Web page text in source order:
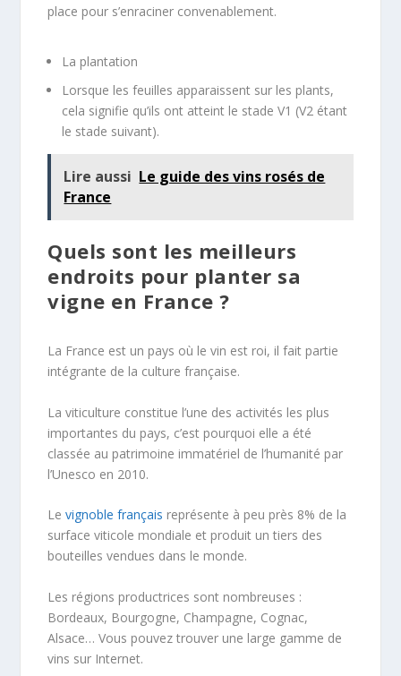
place pour s’enraciner convenablement.
La plantation
Lorsque les feuilles apparaissent sur les plants,
cela signifie qu’ils ont atteint le stade V1 (V2 étant
le stade suivant).
Lire aussi Le guide des vins rosés de
France
Quels sont les meilleurs
endroits pour planter sa
vigne en France ?
La France est un pays où le vin est roi, il fait partie
intégrante de la culture française.
La viticulture constitue l’une des activités les plus
importantes du pays, c’est pourquoi elle a été
classée au patrimoine immatériel de l’humanité par
l’Unesco en 2010.
Levignoble français représente à peu près 8% de la
surface viticole mondiale et produit un tiers des
bouteilles vendues dans le monde.
Les régions productrices sont nombreuses :
Bordeaux, Bourgogne, Champagne, Cognac,
Alsace… Vous pouvez trouver une large gamme de
vins sur Internet.